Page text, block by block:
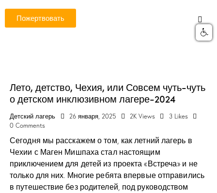
Пожертвовать
Лето, детство, Чехия, или Совсем чуть-чуть
о детском инклюзивном лагере-2024
Детский лагерь 26 января, 2025 2K Views 3 Likes
0 Comments
Сегодня мы расскажем о том, как летний лагерь в
Чехии с Маген Мишпаха стал настоящим
приключением для детей из проекта «Встреча» и не
только для них. Многие ребята впервые отправились
в путешествие без родителей, под руководством